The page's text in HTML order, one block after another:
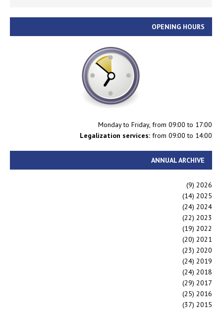
OPENING HOURS
Monday to Friday, from 09:00 to 17:00
Legalization services: from 09:00 to 14:00
ANNUAL ARCHIVE
2026
(9)
2025
(14)
2024
(24)
2023
(22)
2022
(19)
2021
(20)
2020
(23)
2019
(24)
2018
(24)
2017
(29)
2016
(25)
2015
(37)